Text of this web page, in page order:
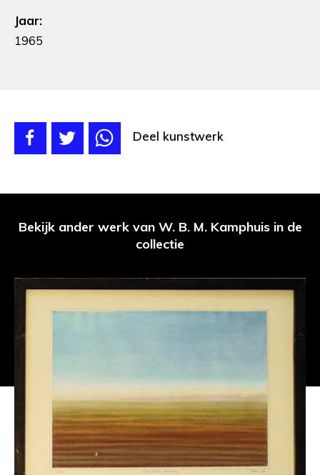
Jaar:
1965
Deel kunstwerk
Bekijk ander werk van W. B. M. Kamphuis in de
collectie